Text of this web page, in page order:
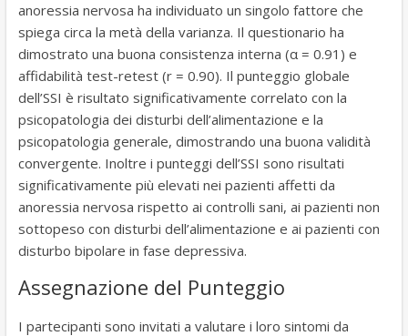
anoressia nervosa ha individuato un singolo fattore che
spiega circa la metà della varianza. Il questionario ha
dimostrato una buona consistenza interna (α = 0.91) e
affidabilità test-retest (r = 0.90). Il punteggio globale
dell’SSI è risultato significativamente correlato con la
psicopatologia dei disturbi dell’alimentazione e la
psicopatologia generale, dimostrando una buona validità
convergente. Inoltre i punteggi dell’SSI sono risultati
significativamente più elevati nei pazienti affetti da
anoressia nervosa rispetto ai controlli sani, ai pazienti non
sottopeso con disturbi dell’alimentazione e ai pazienti con
disturbo bipolare in fase depressiva.
Assegnazione del Punteggio
I partecipanti sono invitati a valutare i loro sintomi da